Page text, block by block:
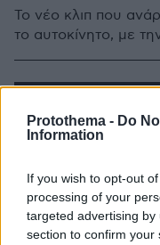
Protothema - Do
Information
If you wish to opt-out
processing of your
targeted advertising
section to confirm your
Το νέο κλιπ που
το αυτοκίνητο, με